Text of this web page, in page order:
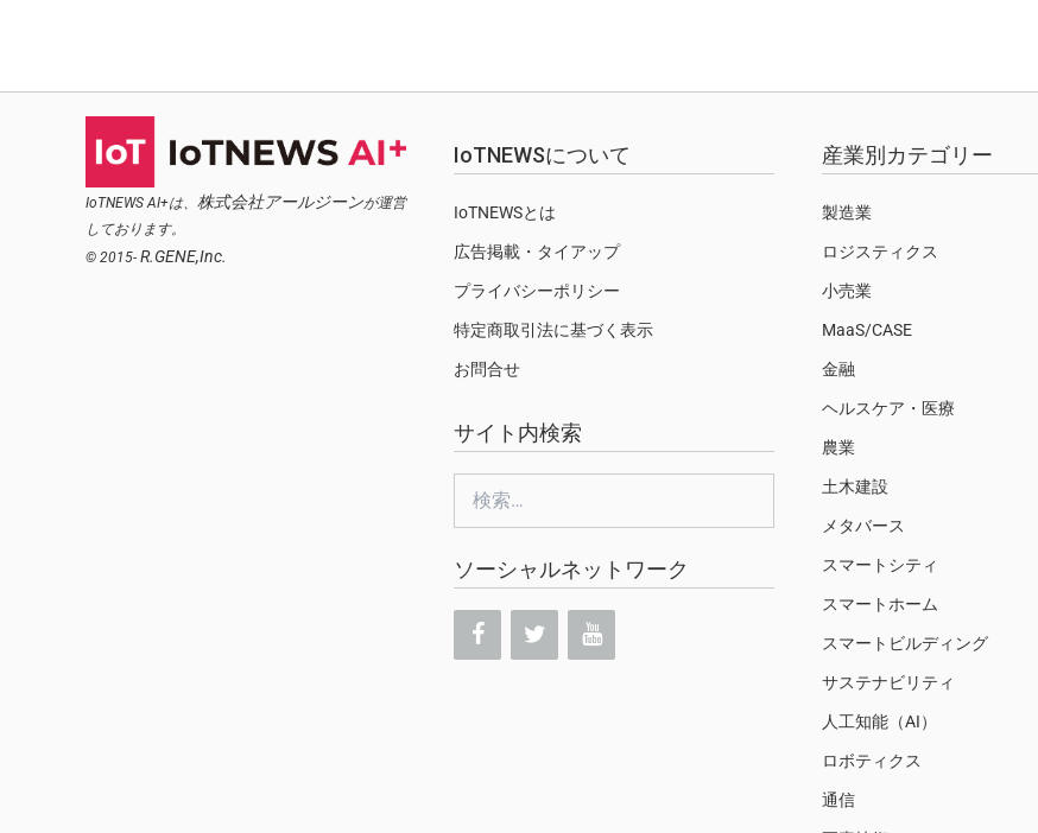
IoTNEWS AI+は、 株式会社アールジーンが運営
しております。
© 2015- R.GENE,Inc.
IoTNEWSについて
IoTNEWSとは
広告掲載・タイアップ
プライバシーポリシー
特定商取引法に基づく表示
お問合せ
サイト内検索
索:
ソーシャルネットワーク
産業別カテゴリー
製造業
ロジスティクス
小売業
MaaS/CASE
金融
ヘルスケア・医療
農業
土木建設
メタバース
スマートシティ
スマートホーム
スマートビルディング
サステナビリティ
人工知能（AI）
ロボティクス
通信